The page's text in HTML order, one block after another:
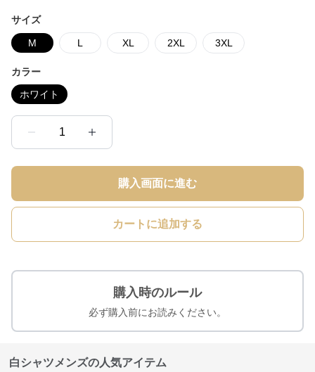
サイズ
M L XL 2XL 3XL
カラー
ホワイト
1
購入画面に進む
カートに追加する
購入時のルール
必ず購入前にお読みください。
白シャツメンズの人気アイテム